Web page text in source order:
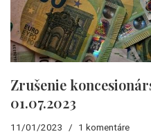
Zrušenie
01.07.2023
11/01/2023 1 komentáre